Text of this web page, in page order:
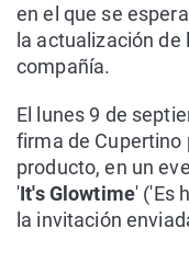
en el que se
la actualización
compañía.
El lunes 9 de
firma de Cupertino
producto, en un
'It's Glowtime' ('Es
la invitación